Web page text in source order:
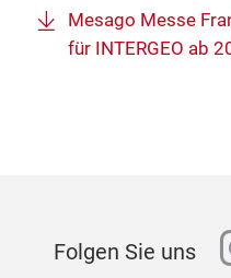
Mesago Messe
für INTERGEO ab
Folgen Sie uns